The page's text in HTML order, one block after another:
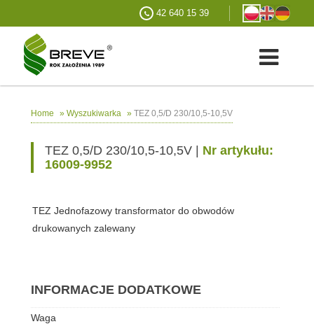
42 640 15 39
Home » Wyszukiwarka » TEZ 0,5/D 230/10,5-10,5V
TEZ 0,5/D 230/10,5-10,5V | Nr artykułu:
16009-9952
TEZ Jednofazowy transformator do obwodów
drukowanych zalewany
INFORMACJE DODATKOWE
Waga